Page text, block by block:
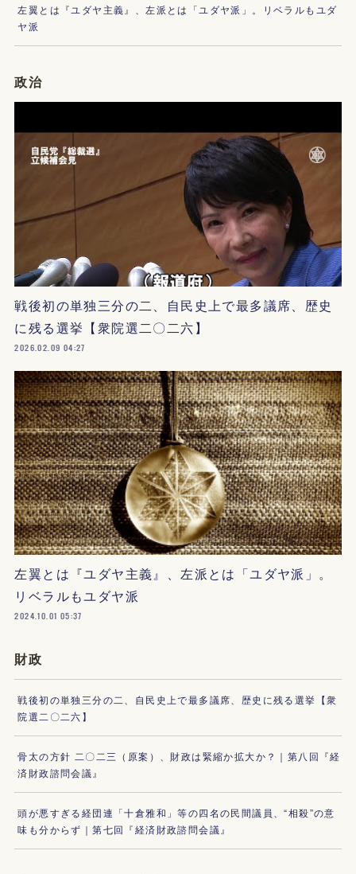
左翼とは『ユダヤ主義』、左派とは「ユダヤ派」。リベラルもユダ
ヤ派
政治
戦後初の単独三分の二、自民史上で最多議席、歴史
に残る選挙【衆院選二〇二六】
2026.02.09 04:27
左翼とは『ユダヤ主義』、左派とは「ユダヤ派」。
リベラルもユダヤ派
2024.10.01 05:37
財政
戦後初の単独三分の二、自民史上で最多議席、歴史に残る選挙【衆
院選二〇二六】
骨太の方針 二〇二三（原案）、財政は緊縮か拡大か？｜第八回『経
済財政諮問会議』
頭が悪すぎる経団連「十倉雅和」等の四名の民間議員、“相殺”の意
味も分からず｜第七回『経済財政諮問会議』